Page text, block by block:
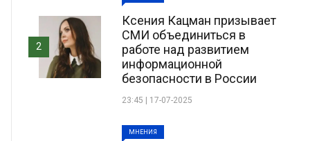
Ксения Кацман призывает
СМИ объединиться в
работе над развитием
информационной
безопасности в России
23:45 | 17-07-2025
2
МНЕНИЯ